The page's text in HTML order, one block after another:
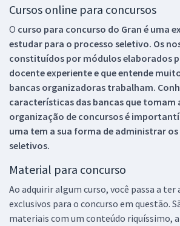
Cursos online para concursos
O curso para concurso do Gran é uma
estudar para o processo seletivo. Os
constituídos por módulos elaborados
docente experiente e que entende
bancas organizadoras trabalham.
características das bancas que tomam
organização de concursos é
uma tem a sua forma de administrar
seletivos.
Material para concurso
Ao adquirir algum curso, você passa a ter
exclusivos para o concurso em questão.
materiais com um conteúdo riquíssimo,